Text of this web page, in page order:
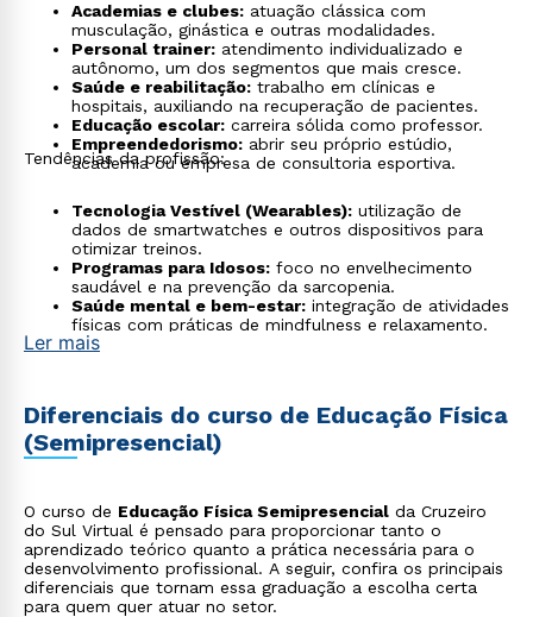
Academias e clubes: atuação clássica com
musculação, ginástica e outras modalidades.
Personal trainer: atendimento individualizado e
autônomo, um dos segmentos que mais cresce.
Saúde e reabilitação: trabalho em clínicas e
hospitais, auxiliando na recuperação de pacientes.
Educação escolar: carreira sólida como professor.
Empreendedorismo: abrir seu próprio estúdio,
academia ou empresa de consultoria esportiva.
Tendências da profissão:
Tecnologia Vestível (Wearables): utilização de
dados de smartwatches e outros dispositivos para
otimizar treinos.
Programas para Idosos: foco no envelhecimento
saudável e na prevenção da sarcopenia.
Saúde mental e bem-estar: integração de atividades
físicas com práticas de mindfulness e relaxamento.
Ler mais
Diferenciais do curso de Educação Física
(Semipresencial)
O curso de Educação Física Semipresencial da Cruzeiro
do Sul Virtual é pensado para proporcionar tanto o
aprendizado teórico quanto a prática necessária para o
desenvolvimento profissional. A seguir, confira os principais
diferenciais que tornam essa graduação a escolha certa
para quem quer atuar no setor.